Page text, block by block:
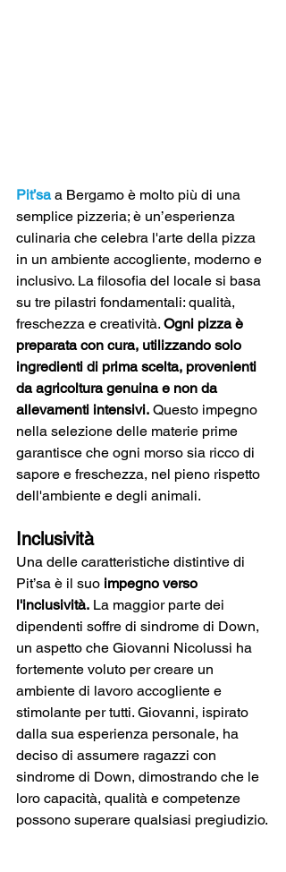
Pit’sa a Bergamo è molto più di una
semplice pizzeria; è un’esperienza
culinaria che celebra l'arte della pizza
in un ambiente accogliente, moderno e
inclusivo. La filosofia del locale si basa
su tre pilastri fondamentali: qualità,
freschezza e creatività. Ogni pizza è
preparata con cura, utilizzando solo
ingredienti di prima scelta, provenienti
da agricoltura genuina e non da
allevamenti intensivi. Questo impegno
nella selezione delle materie prime
garantisce che ogni morso sia ricco di
sapore e freschezza, nel pieno rispetto
dell'ambiente e degli animali.
Inclusività
Una delle caratteristiche distintive di
Pit’sa è il suo impegno verso
l'inclusività. La maggior parte dei
dipendenti soffre di sindrome di Down,
un aspetto che Giovanni Nicolussi ha
fortemente voluto per creare un
ambiente di lavoro accogliente e
stimolante per tutti. Giovanni, ispirato
dalla sua esperienza personale, ha
deciso di assumere ragazzi con
sindrome di Down, dimostrando che le
loro capacità, qualità e competenze
possono superare qualsiasi pregiudizio.